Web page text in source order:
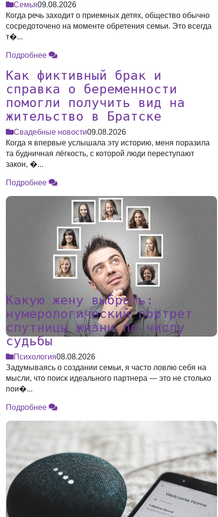
Семья09.08.2026
Когда речь заходит о приемных детях, общество обычно
сосредоточено на моменте обретения семьи. Это всегда
т�...
Подробнее
Как фиктивный брак и
справка о беременности
помогли получить вид на
жительство в Братске
Свадебные новости09.08.2026
Когда я впервые услышала эту историю, меня поразила
та будничная лёгкость, с которой люди переступают
закон, �...
Подробнее
Какую жену выбрать:
нумерологический портрет
спутницы жизни по числу
судьбы
Психология08.08.2026
Задумываясь о создании семьи, я часто ловлю себя на
мысли, что поиск идеального партнера — это не столько
пои�...
Подробнее